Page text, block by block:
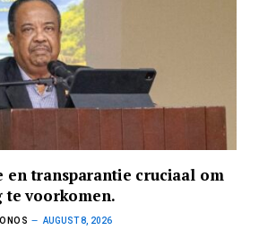
en transparantie cruciaal om
voorkomen.
AUGUST 8, 2026